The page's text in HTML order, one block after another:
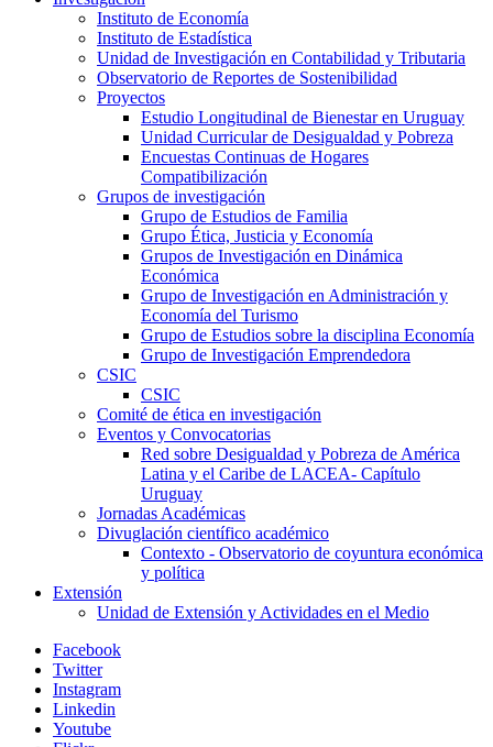
Instituto de Economía
Instituto de Estadística
Unidad de Investigación en Contabilidad y Tributaria
Observatorio de Reportes de Sostenibilidad
Proyectos
Estudio Longitudinal de Bienestar en Uruguay
Unidad Curricular de Desigualdad y Pobreza
Encuestas Continuas de Hogares
Compatibilización
Grupos de investigación
Grupo de Estudios de Familia
Grupo Ética, Justicia y Economía
Grupos de Investigación en Dinámica
Económica
Grupo de Investigación en Administración y
Economía del Turismo
Grupo de Estudios sobre la disciplina Economía
Grupo de Investigación Emprendedora
CSIC
CSIC
Comité de ética en investigación
Eventos y Convocatorias
Red sobre Desigualdad y Pobreza de América
Latina y el Caribe de LACEA- Capítulo
Uruguay
Jornadas Académicas
Divuglación científico académico
Contexto - Observatorio de coyuntura económica
y política
Extensión
Unidad de Extensión y Actividades en el Medio
Facebook
Twitter
Instagram
Linkedin
Youtube